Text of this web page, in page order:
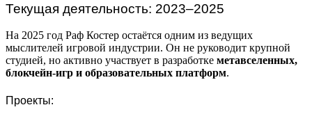
Текущая деятельность: 2023–2025
На 2025 год Раф Костер остаётся одним из ведущих
мыслителей игровой индустрии. Он не руководит крупной
студией, но активно участвует в разработке метавселенных,
блокчейн-игр и образовательных платформ.
Проекты: